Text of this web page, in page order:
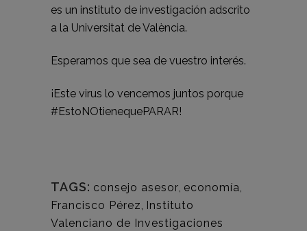
es un instituto de investigación adscrito
a la Universitat de València.
Esperamos que sea de vuestro interés.
¡Este virus lo vencemos juntos porque
#EstoNOtienequePARAR!
TAGS: consejo asesor, economía,
Francisco Pérez, Instituto
Valenciano de Investigaciones